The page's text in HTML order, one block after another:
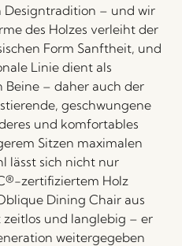
Designtradition – und wir
des Holzes verleiht der
Form Sanftheit, und
Linie dient als
– daher auch der
geschwungene
und komfortables
Sitzen maximalen
lässt sich nicht nur
zertifiziertem Holz
Dining Chair aus
und langlebig – er
weitergegeben